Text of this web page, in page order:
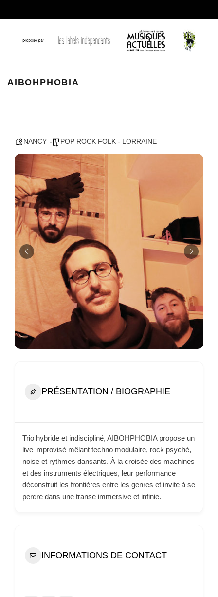
AIBOHPHOBIA
NANCY POP ROCK FOLK - LORRAINE
PRÉSENTATION / BIOGRAPHIE
Trio hybride et indiscipliné, AIBOHPHOBIA propose un
live improvisé mêlant techno modulaire, rock psyché,
noise et rythmes dansants. À la croisée des machines
et des instruments électriques, leur performance
déconstruit les frontières entre les genres et invite à se
perdre dans une transe immersive et infinie.
INFORMATIONS DE CONTACT